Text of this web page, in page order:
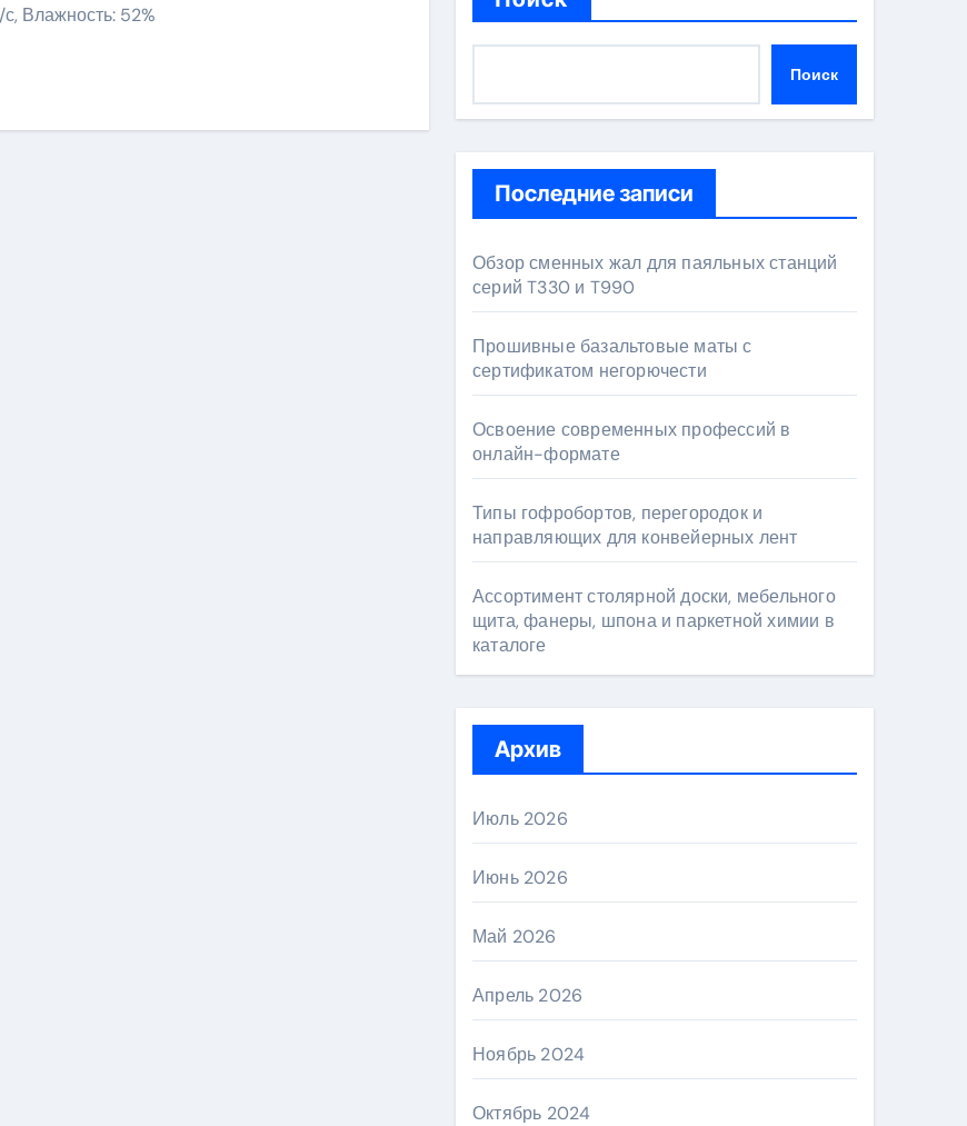
Влажность: 52%
Поиск
Последние записи
Обзор сменных жал для паяльных станций
серий T330 и T990
Прошивные базальтовые маты с
сертификатом негорючести
Освоение современных профессий в
онлайн-формате
Типы гофробортов, перегородок и
направляющих для конвейерных лент
Ассортимент столярной доски, мебельного
щита, фанеры, шпона и паркетной химии в
каталоге
Архив
Июль 2026
Июнь 2026
Май 2026
Апрель 2026
Ноябрь 2024
Октябрь 2024